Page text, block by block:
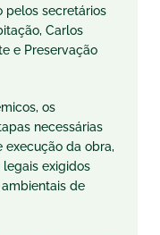
pelos secretários
Carlos
e Preservação
os
necessárias
execução da obra,
exigidos
de